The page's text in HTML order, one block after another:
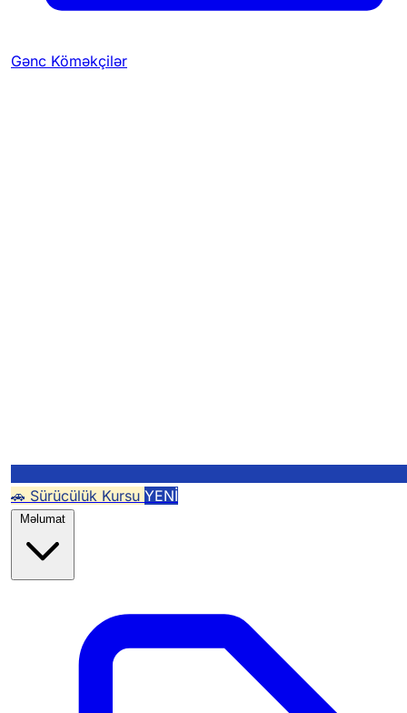
Gənc Köməkçilər
🚗 Sürücülük Kursu YENİ
Məlumat